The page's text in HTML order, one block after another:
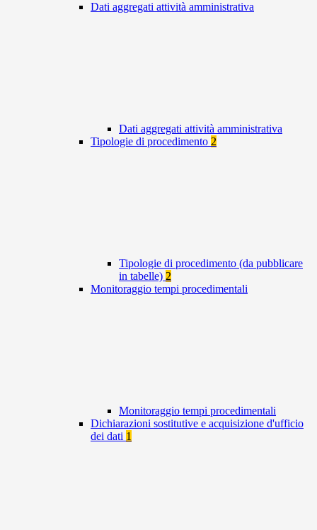
Dati aggregati attività amministrativa
Dati aggregati attività amministrativa
Tipologie di procedimento 2
Tipologie di procedimento (da pubblicare
in tabelle) 2
Monitoraggio tempi procedimentali
Monitoraggio tempi procedimentali
Dichiarazioni sostitutive e acquisizione d'ufficio
dei dati 1